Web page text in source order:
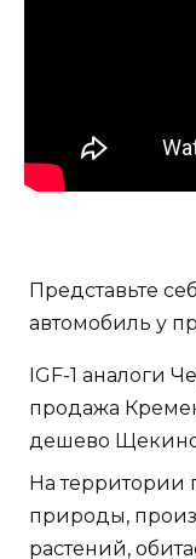
Представьте
автомобиль у
IGF-1 аналоги
продажа
дешево
На территории
природы,
растений,